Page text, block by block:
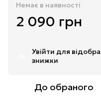
Немає в наявності
2 090 грн
Увійти для
знижки
До обраного